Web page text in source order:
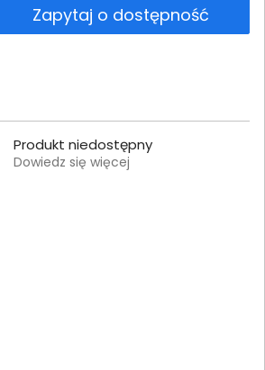
Zapytaj o dostępność
Produkt niedostępny
Dowiedz się więcej